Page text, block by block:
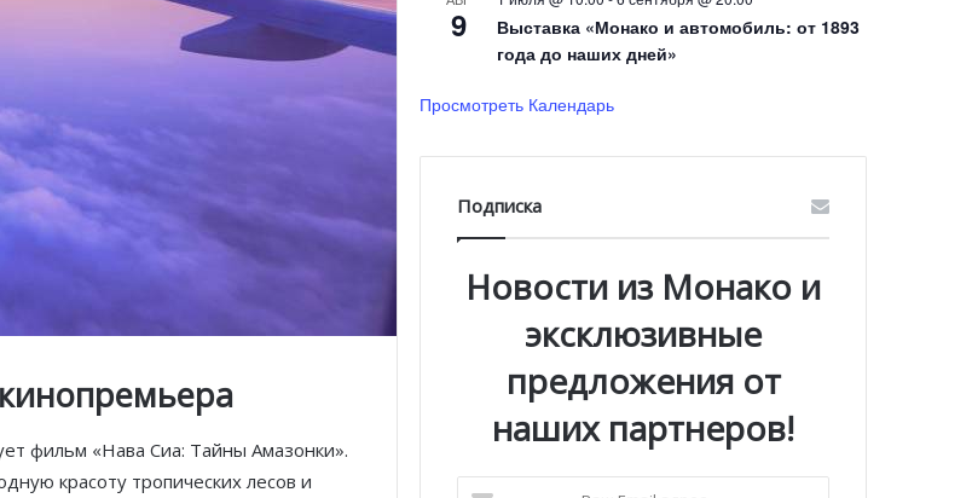
фильм «Нава Сиа: Тайны Амазонки».
красоту тропических лесов и
9
Выставка «Монако и автомобиль: от 1893
года до наших дней»
Просмотреть Календарь
Подписка
Новости из Монако и
эксклюзивные
предложения от
наших партнеров!